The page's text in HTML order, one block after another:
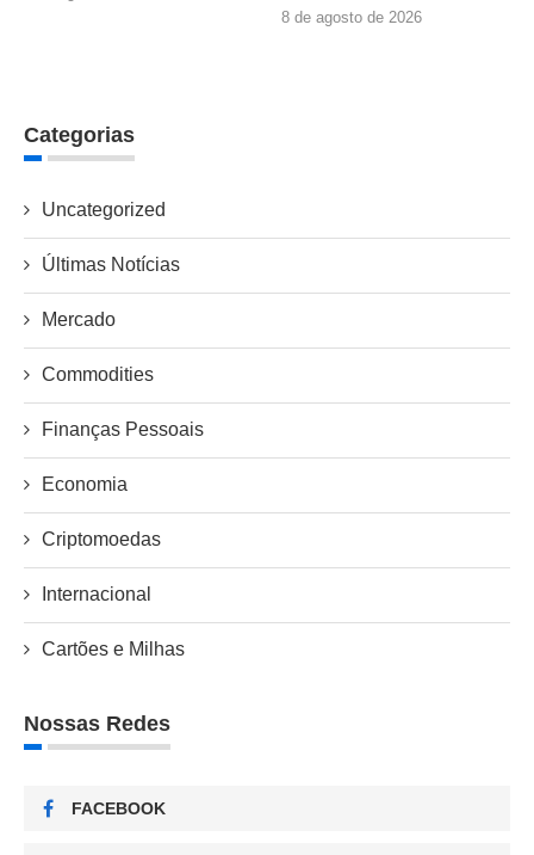
8 de agosto de 2026
Categorias
Uncategorized
Últimas Notícias
Mercado
Commodities
Finanças Pessoais
Economia
Criptomoedas
Internacional
Cartões e Milhas
Nossas Redes
FACEBOOK